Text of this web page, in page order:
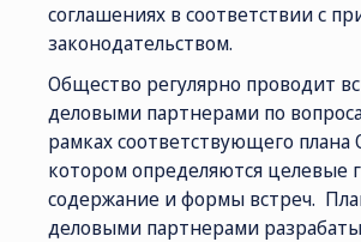
соглашениях в соответствии с
законодательством.
Общество регулярно проводит
деловыми партнерами по
рамках соответствующего плана
котором определяются целевые
содержание и формы встреч.
деловыми партнерами